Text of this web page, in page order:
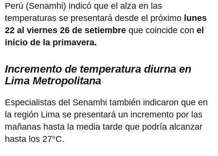
Perú (Senamhi) indicó que el alza en las
temperaturas se presentará desde el próximo lunes
22 al viernes 26 de setiembre que coincide con el
inicio de la primavera.
Incremento de temperatura diurna en
Lima Metropolitana
Especialistas del Senamhi también indicaron que en
la región Lima se presentará un incremento por las
mañanas hasta la media tarde que podría alcanzar
hasta los 27°C.